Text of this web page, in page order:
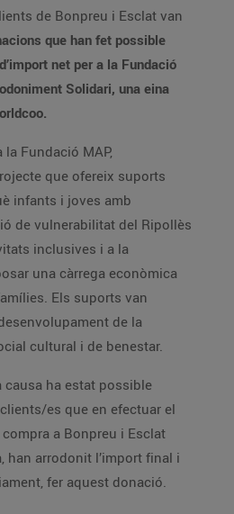
de Bonpreu i Esclat van
que han fet possible
net per a la Fundació
Solidari, una eina
la Fundació MAP,
que ofereix suports
infants i joves amb
de vulnerabilitat del Ripollès
inclusives i a la
una càrrega econòmica
Els suports van
de la
cultural i de benestar.
causa ha estat possible
es que en efectuar el
a Bonpreu i Esclat
han arrodonit l’import final i
fer aquest donació.